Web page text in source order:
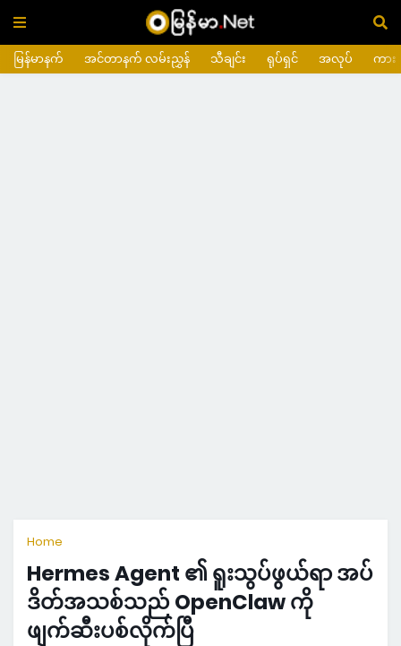
မြန်မာနက် အင်တာနက် လမ်းညွှန် သီချင်း ရုပ်ရှင် အလုပ် ကား
Home
Hermes Agent ၏ ရူးသွပ်ဖွယ်ရာ အပ်
ဒိတ်အသစ်သည် OpenClaw ကို
ဖျက်ဆီးပစ်လိုက်ပြီ